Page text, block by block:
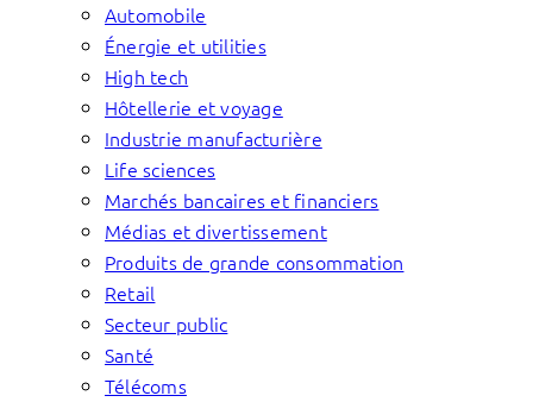
Automobile
Énergie et utilities
High tech
Hôtellerie et voyage
Industrie manufacturière
Life sciences
Marchés bancaires et financiers
Médias et divertissement
Produits de grande consommation
Retail
Secteur public
Santé
Télécoms